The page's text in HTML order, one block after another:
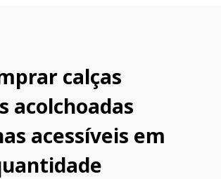
calças
acolchoadas
acessíveis em